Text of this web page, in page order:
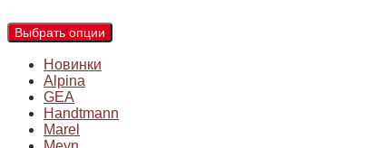
Выбрать опции
Новинки
Alpina
GEA
Handtmann
Marel